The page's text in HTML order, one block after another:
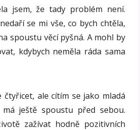
jsem, že tady problém není.
se mi vše, co bych chtěla,
spoustu věcí pyšná. A mohl by
kdybych neměla ráda sama
ale cítím se jako mladá
ještě spoustu před sebou.
zažívat hodně pozitivních